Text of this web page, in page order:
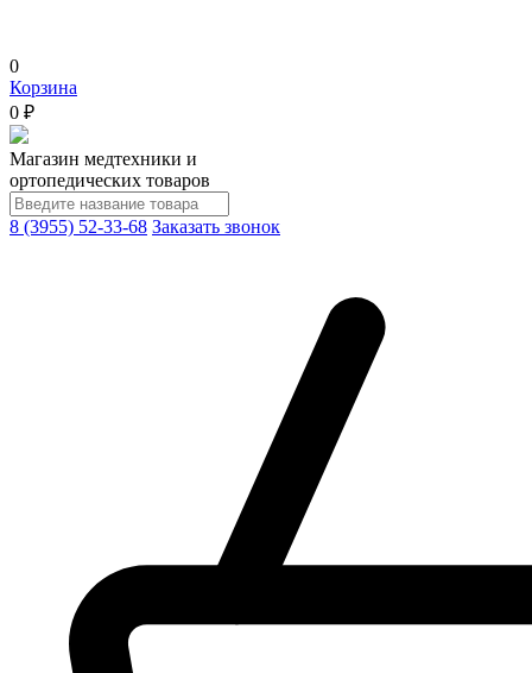
0
Корзина
0 ₽
Магазин медтехники и
ортопедических товаров
8 (3955) 52-33-68 Заказать звонок